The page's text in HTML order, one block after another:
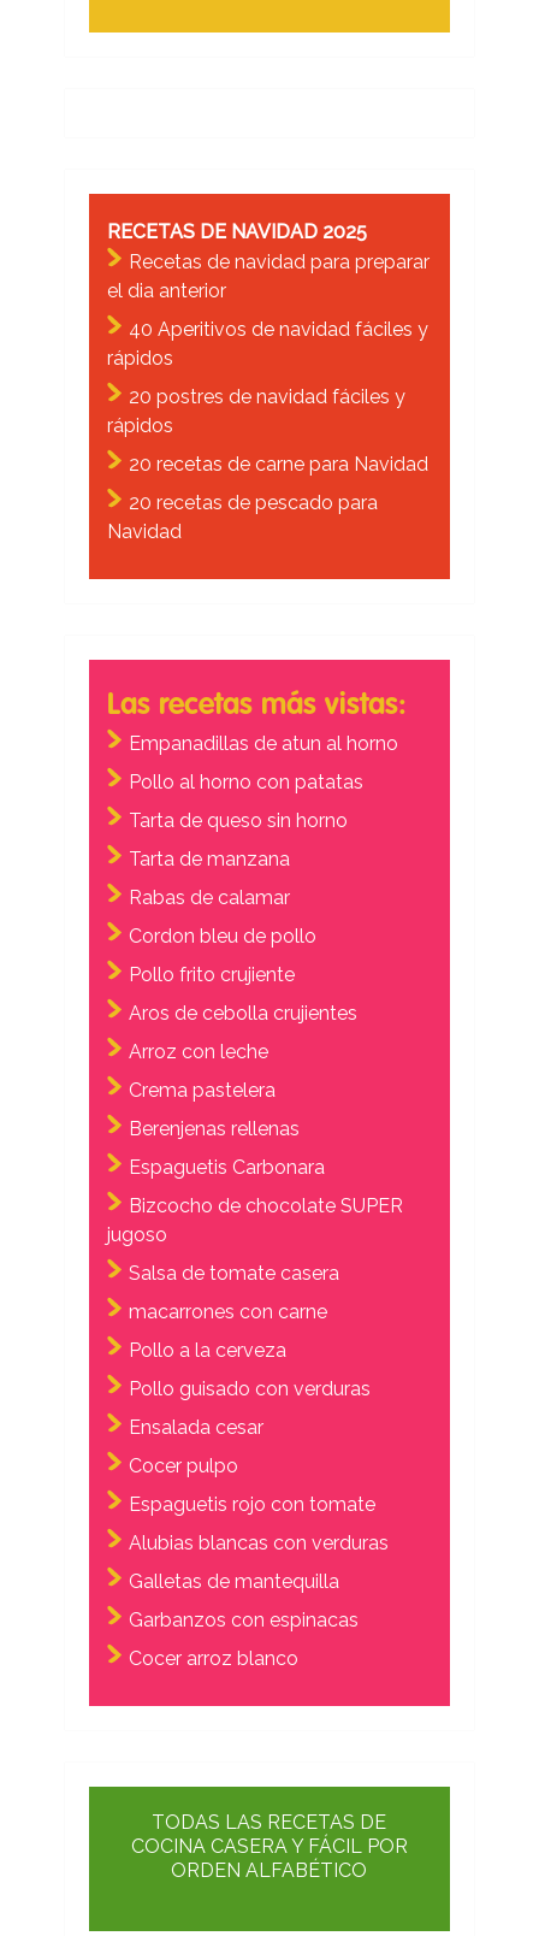
RECETAS DE NAVIDAD 2025
Recetas de navidad para preparar
el dia anterior
40 Aperitivos de navidad fáciles y
rápidos
20 postres de navidad fáciles y
rápidos
20 recetas de carne para Navidad
20 recetas de pescado para
Navidad
Las recetas más vistas:
Empanadillas de atun al horno
Pollo al horno con patatas
Tarta de queso sin horno
Tarta de manzana
Rabas de calamar
Cordon bleu de pollo
Pollo frito crujiente
Aros de cebolla crujientes
Arroz con leche
Crema pastelera
Berenjenas rellenas
Espaguetis Carbonara
Bizcocho de chocolate SUPER
jugoso
Salsa de tomate casera
macarrones con carne
Pollo a la cerveza
Pollo guisado con verduras
Ensalada cesar
Cocer pulpo
Espaguetis rojo con tomate
Alubias blancas con verduras
Galletas de mantequilla
Garbanzos con espinacas
Cocer arroz blanco
TODAS LAS RECETAS DE
COCINA CASERA Y FÁCIL POR
ORDEN ALFABÉTICO